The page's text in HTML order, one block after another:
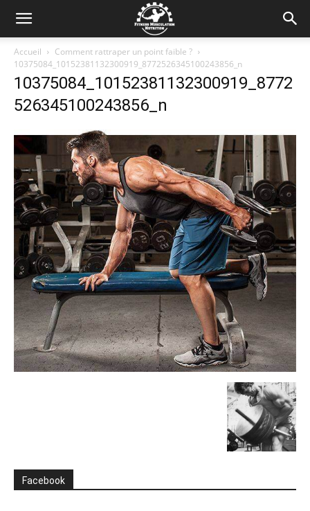
Accueil
Comment rattraper un point faible ?
10375084_10152381132300919_8772526345100243856_n
10375084_10152381132300919_8772
526345100243856_n
Facebook